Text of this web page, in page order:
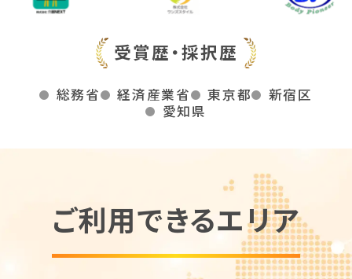
受賞歴・採択歴
総務省 経済産業省 東京都
新宿区
愛知県
ご利用できるエリア